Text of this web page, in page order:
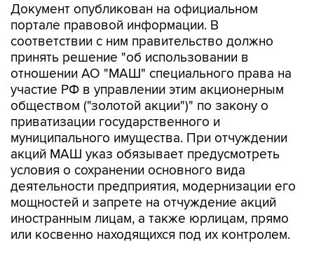
Документ опубликован на официальном
портале правовой информации. В
соответствии с ним правительство должно
принять решение "об использовании в
отношении АО "МАШ" специального права на
участие РФ в управлении этим акционерным
обществом ("золотой акции")" по закону о
приватизации государственного и
муниципального имущества. При отчуждении
акций МАШ указ обязывает предусмотреть
условия о сохранении основного вида
деятельности предприятия, модернизации его
мощностей и запрете на отчуждение акций
иностранным лицам, а также юрлицам, прямо
или косвенно находящихся под их контролем.